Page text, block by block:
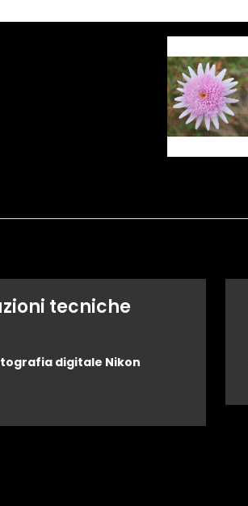
tecniche
digitale Nikon